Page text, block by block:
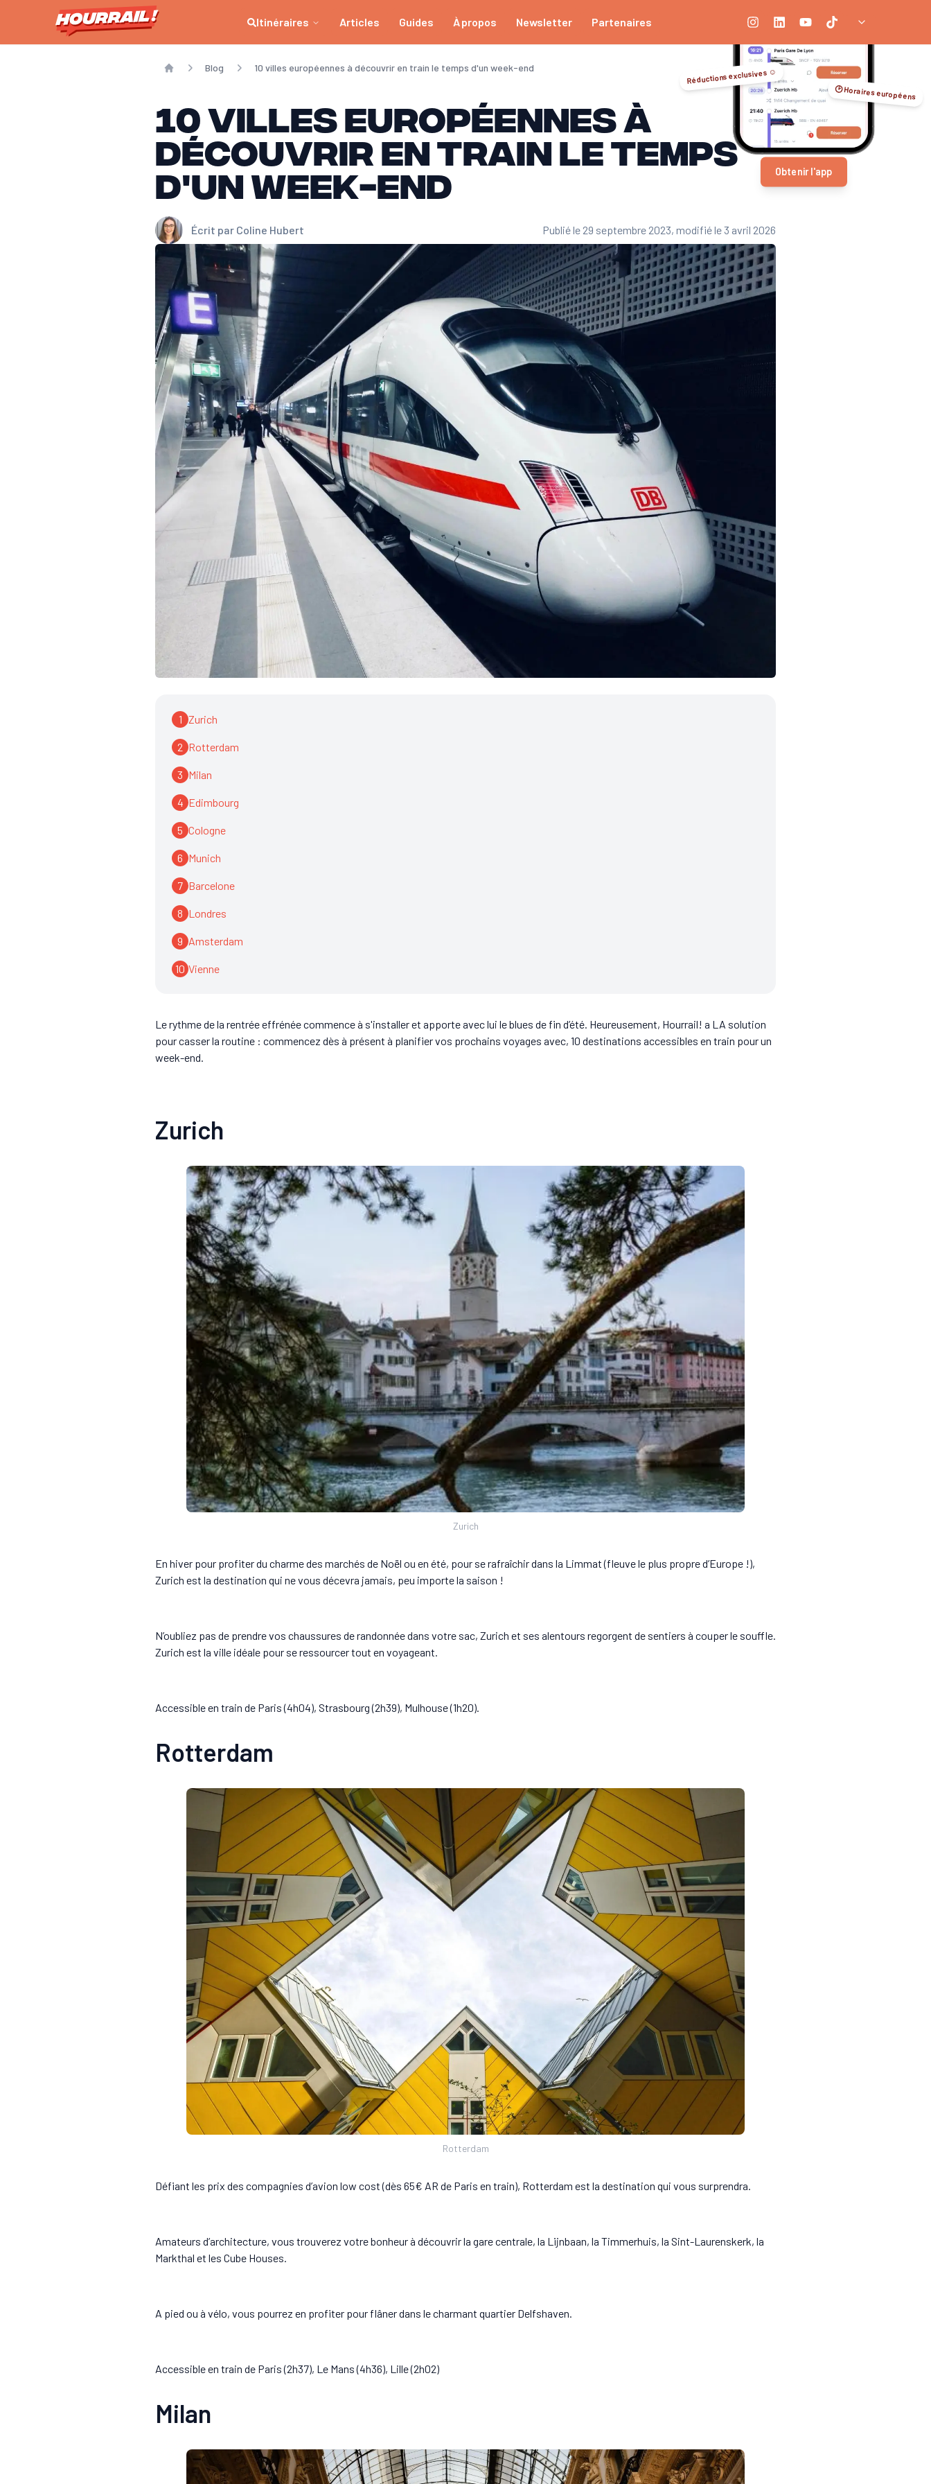
Itinéraires Articles Guides À propos Newsletter Partenaires
Blog 10 villes européennes à découvrir en train le temps d'un week-end Réductions exclusives ☺️
🕑 Horaires européens
Obtenir l'app
10 villes européennes à
découvrir en train le temps
d'un week-end
Écrit par Coline Hubert Publié le 29 septembre 2023, modifié le 3 avril 2026
1 Zurich
2 Rotterdam
3 Milan
4 Edimbourg
5 Cologne
6 Munich
7 Barcelone
8 Londres
9 Amsterdam
10 Vienne
Le rythme de la rentrée effrénée commence à s'installer et apporte avec lui le blues de fin d’été. Heureusement, Hourrail! a LA solution
pour casser la routine : commencez dès à présent à planifier vos prochains voyages avec, 10 destinations accessibles en train pour un
week-end.
Zurich
Zurich
En hiver pour profiter du charme des marchés de Noël ou en été, pour se rafraîchir dans la Limmat (fleuve le plus propre d’Europe !),
Zurich est la destination qui ne vous décevra jamais, peu importe la saison !
N’oubliez pas de prendre vos chaussures de randonnée dans votre sac, Zurich et ses alentours regorgent de sentiers à couper le souffle.
Zurich est la ville idéale pour se ressourcer tout en voyageant.
Accessible en train de Paris (4h04), Strasbourg (2h39), Mulhouse (1h20).
Rotterdam
Rotterdam
Défiant les prix des compagnies d’avion low cost (dès 65€ AR de Paris en train), Rotterdam est la destination qui vous surprendra.
Amateurs d’architecture, vous trouverez votre bonheur à découvrir la gare centrale, la Lijnbaan, la Timmerhuis, la Sint-Laurenskerk, la
Markthal et les Cube Houses.
A pied ou à vélo, vous pourrez en profiter pour flâner dans le charmant quartier Delfshaven.
Accessible en train de Paris (2h37), Le Mans (4h36), Lille (2h02)
Milan